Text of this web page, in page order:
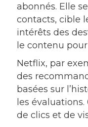
abonnés. Elle
contacts, cible
intérêts des
le contenu
Netflix, par
des
basées sur
les
de clics et de